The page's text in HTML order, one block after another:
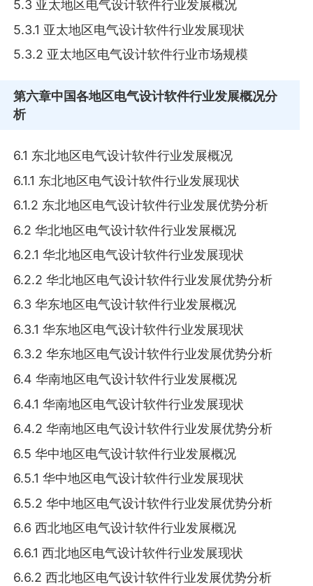
5.3 亚太地区电气设计软件行业发展概况
5.3.1 亚太地区电气设计软件行业发展现状
5.3.2 亚太地区电气设计软件行业市场规模
第六章中国各地区电气设计软件行业发展概况分
析
6.1 东北地区电气设计软件行业发展概况
6.1.1 东北地区电气设计软件行业发展现状
6.1.2 东北地区电气设计软件行业发展优势分析
6.2 华北地区电气设计软件行业发展概况
6.2.1 华北地区电气设计软件行业发展现状
6.2.2 华北地区电气设计软件行业发展优势分析
6.3 华东地区电气设计软件行业发展概况
6.3.1 华东地区电气设计软件行业发展现状
6.3.2 华东地区电气设计软件行业发展优势分析
6.4 华南地区电气设计软件行业发展概况
6.4.1 华南地区电气设计软件行业发展现状
6.4.2 华南地区电气设计软件行业发展优势分析
6.5 华中地区电气设计软件行业发展概况
6.5.1 华中地区电气设计软件行业发展现状
6.5.2 华中地区电气设计软件行业发展优势分析
6.6 西北地区电气设计软件行业发展概况
6.6.1 西北地区电气设计软件行业发展现状
6.6.2 西北地区电气设计软件行业发展优势分析